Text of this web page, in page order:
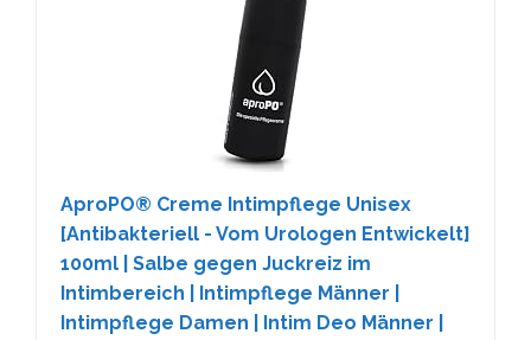
AproPO® Creme Intimpflege Unisex
[Antibakteriell - Vom Urologen Entwickelt]
100ml | Salbe gegen Juckreiz im
Intimbereich | Intimpflege Männer |
Intimpflege Damen | Intim Deo Männer |